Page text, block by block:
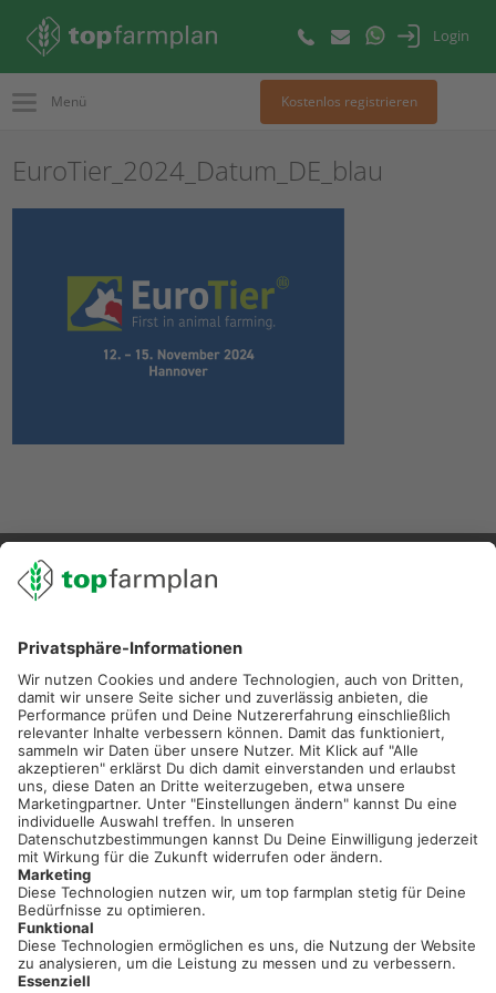
Login
Menü Kostenlos registrieren
EuroTier_2024_Datum_DE_blau
02501 801 44 84
service@topfarmplan.de
Sei immer auf dem Laufenden!
Neue Features, spannende Tipps und hilfreiche Anleitungen!